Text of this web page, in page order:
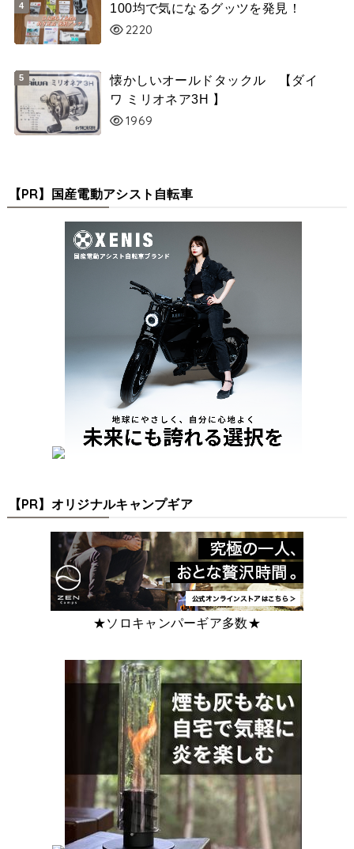
100均で気になるグッツを発見！
2220
懐かしいオールドタックル 【ダイ
ワ ミリオネア3H 】
1969
【PR】国産電動アシスト自転車
【PR】オリジナルキャンプギア
★ソロキャンパーギア多数★